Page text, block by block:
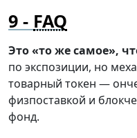
FAQ
Это «то же самое»,
по экспозиции, но
товарный токен —
физпоставкой и
фонд.